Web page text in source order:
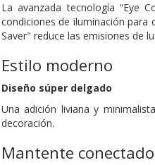
La avanzada tecnología “Eye
condiciones de iluminación para
Saver" reduce las emisiones de
Estilo moderno
Diseño súper delgado
Una adición liviana y
decoración.
Mantente conectado